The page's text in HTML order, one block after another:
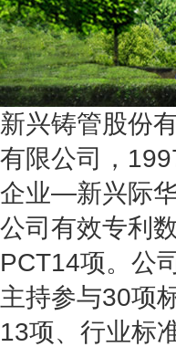
新兴铸管股份
有限公司，
企业—新兴际华
公司有效专利
PCT14项。公
主持参与30项
13项、行业标